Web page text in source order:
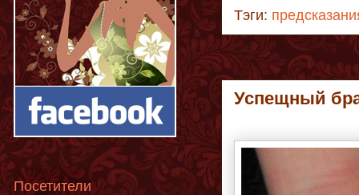
Тэги:
Успещный
Посетители